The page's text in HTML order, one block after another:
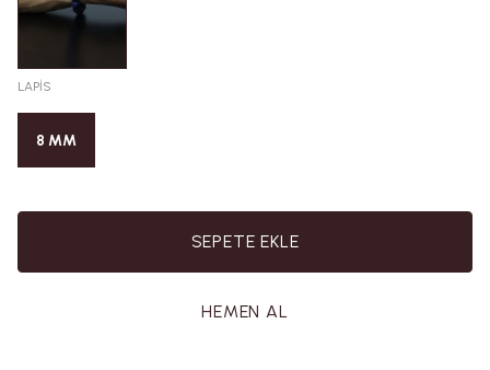
LAPİS
8 MM
SEPETE EKLE
HEMEN AL